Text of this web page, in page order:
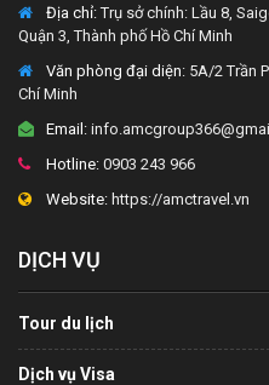
Địa chỉ:Trụ sở chính: Lầu 8,
Quận 3, Thành phố Hồ Chí Minh
Văn phòng đại diện: 5A/2 Trần
Chí Minh
Email:
Hotline: 0903 243 966
Website: https://amctravel.vn
DỊCH VỤ
Tour du lịch
Dịch vụ Visa